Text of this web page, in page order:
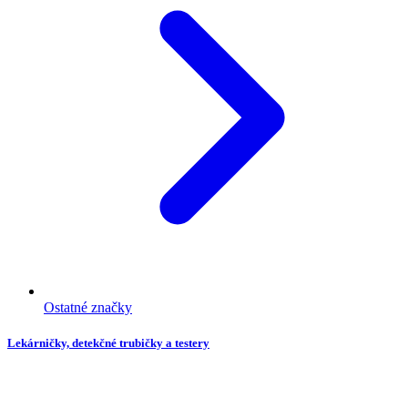
Ostatné značky
Lekárničky, detekčné trubičky a testery